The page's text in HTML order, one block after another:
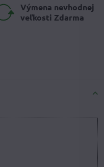
Výmena nevhodnej
veľkosti Zdarma